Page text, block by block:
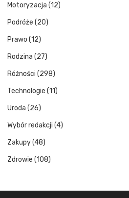
Motoryzacja (12)
Podróże (20)
Prawo (12)
Rodzina (27)
Różności (298)
Technologie (11)
Uroda (26)
Wybór redakcji (4)
Zakupy(48)
Zdrowie (108)